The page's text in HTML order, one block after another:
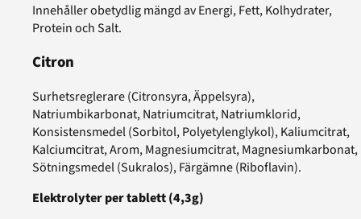
Innehåller obetydlig mängd av Energi, Fett, Kolhydrater,
Protein och Salt.
Citron
Surhetsreglerare (Citronsyra, Äppelsyra),
Natriumbikarbonat, Natriumcitrat, Natriumklorid,
Konsistensmedel (Sorbitol, Polyetylenglykol), Kaliumcitrat,
Kalciumcitrat, Arom, Magnesiumcitrat, Magnesiumkarbonat,
Sötningsmedel (Sukralos), Färgämne (Riboflavin).
Elektrolyter per tablett (4,3g)